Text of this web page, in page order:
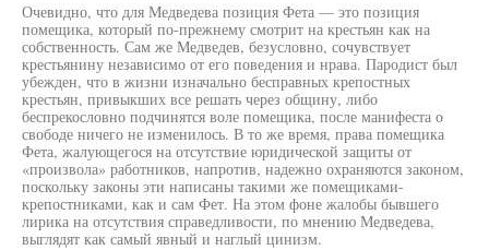
Очевидно, что для Медведева позиция Фета — это позиция
помещика, который по-прежнему смотрит на крестьян как на
собственность. Сам же Медведев, безусловно, сочувствует
крестьянину независимо от его поведения и нрава. Пародист был
убежден, что в жизни изначально бесправных крепостных
крестьян, привыкших все решать через общину, либо
беспрекословно подчинятся воле помещика, после манифеста о
свободе ничего не изменилось. В то же время, права помещика
Фета, жалующегося на отсутствие юридической защиты от
«произвола» работников, напротив, надежно охраняются законом,
поскольку законы эти написаны такими же помещиками-
крепостниками, как и сам Фет. На этом фоне жалобы бывшего
лирика на отсутствия справедливости, по мнению Медведева,
выглядят как самый явный и наглый цинизм.